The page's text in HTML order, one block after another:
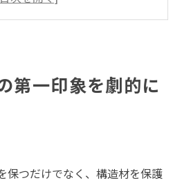
イリングアイデアで家をお
とクラシックデザインの融
第一印象を劇的に
保つだけでなく、構造材を保護